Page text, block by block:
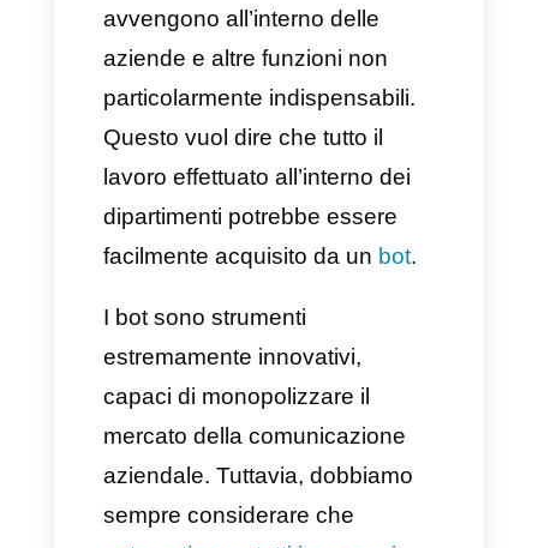
nell’automatizzazione e
diverse funzioni effettuate dai
bot ritroviamo il servizio clienti, il
processo di vendita, la raccolta
dati, alcuni delle attività che
avvengono all’interno delle
aziende e altre funzioni non
particolarmente indispensabili.
Questo vuol dire che tutto il
lavoro effettuato all’interno dei